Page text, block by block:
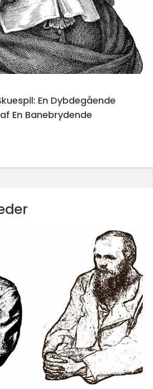
En Dybdegående
En Banebrydende